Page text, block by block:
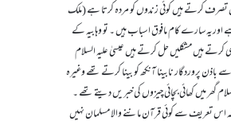
کرتے ہیں کوئی زندوں کو مردہ کرتا ہے (ملک
اوریہ سارے کام مافوق اسباب ہیں ۔ تو وہابیہ کے
کرتے ہیں مشکلیں حل کرتے ہیں عیسیٰ علیہ السلام
پروردگار نابینا آنکھ کو بینا کرتے تھے وغیرہ
گھر میں کھائی بچائی چیزوں کی خبر یں دیتے تھے ۔
تعریف سے کوئی قرآن ماننے والا مسلمان نہیں